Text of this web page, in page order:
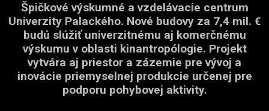
Špičkové výskumné a vzdelávacie centrum
Univerzity Palackého. Nové budovy za 7,4 mil. €
budú slúžiť univerzitnému aj komerčnému
výskumu v oblasti kinantropólogie. Projekt
vytvára aj priestor a zázemie pre vývoj a
inovácie priemyselnej produkcie určenej pre
podporu pohybovej aktivity.